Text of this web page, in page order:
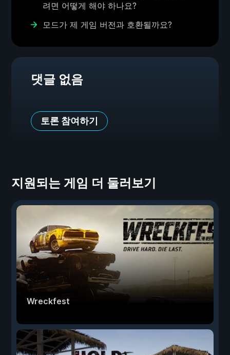
려면 어떻게 해야 하나요?
모드가 제 게임 버전과 호환될까요?
댓글 없음
토론 참여하기
지원되는 게임 더 둘러보기
Wreckfest